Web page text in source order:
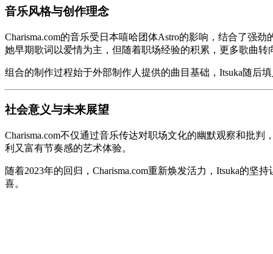
音乐风格与创作理念
Charisma.com的音乐受日本嘻哈团体Astro的影响，结合了强
她早期歌词以爱情为主，但随着职场经验的积累，更多歌曲转
组合的制作过程始于外部制作人提供的曲目基础，Itsuka随后
社会意义与未来展望
Charisma.com不仅通过音乐传达对职场文化的幽默观察和批
利又富有节奏感的艺术体验。
随着2023年的回归，Charisma.com重新焕发活力，Itsuka的
喜。